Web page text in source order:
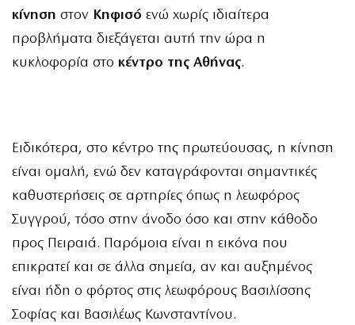
κίνηση στον Κηφισό ενώ χωρίς ιδιαίτερα
προβλήματα διεξάγεται αυτή την ώρα η
κυκλοφορία στο κέντρο της Αθήνας.
Ειδικότερα, στο κέντρο της πρωτεύουσας, η κίνηση
είναι ομαλή, ενώ δεν καταγράφονται σημαντικές
καθυστερήσεις σε αρτηρίες όπως η λεωφόρος
Συγγρού, τόσο στην άνοδο όσο και στην κάθοδο
προς Πειραιά. Παρόμοια είναι η εικόνα που
επικρατεί και σε άλλα σημεία, αν και αυξημένος
είναι ήδη ο φόρτος στις λεωφόρους Βασιλίσσης
Σοφίας και Βασιλέως Κωνσταντίνου.